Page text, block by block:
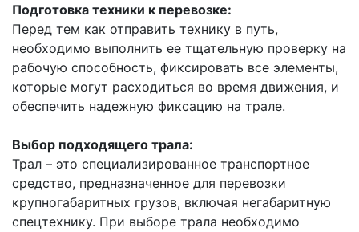
Подготовка техники к перевозке:
Перед тем как отправить технику в путь,
необходимо выполнить ее тщательную проверку на
рабочую способность, фиксировать все элементы,
которые могут расходиться во время движения, и
обеспечить надежную фиксацию на трале.
Выбор подходящего трала:
Трал – это специализированное транспортное
средство, предназначенное для перевозки
крупногабаритных грузов, включая негабаритную
спецтехнику. При выборе трала необходимо